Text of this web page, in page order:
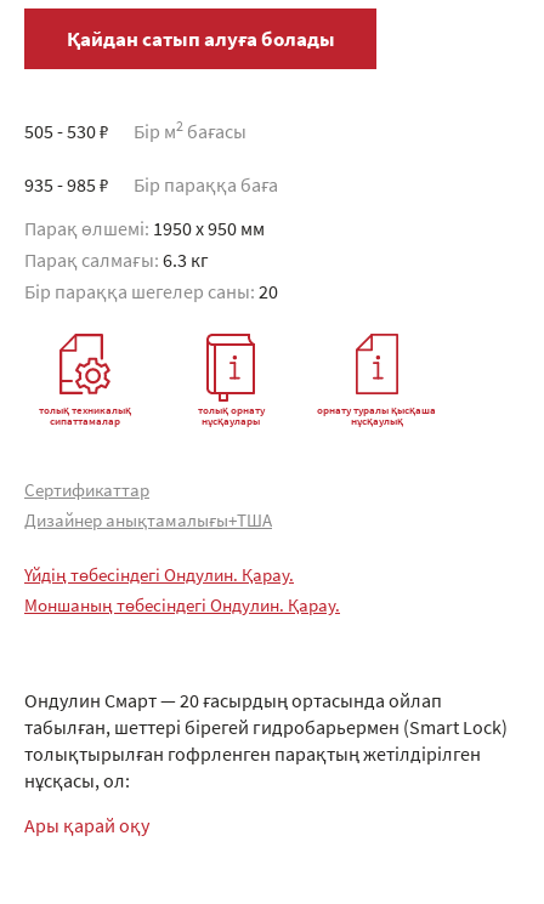
Қайдан сатып алуға болады
505 - 530 ₽ Бір м2 бағасы
935 - 985 ₽ Бір параққа баға
Парақ өлшемі: 1950 x 950 мм
Парақ салмағы: 6.3 кг
Бір параққа шегелер саны: 20
толық техникалық
сипаттамалар
толық орнату
нұсқаулары
орнату туралы қысқаша
нұсқаулық
Сертификаттар
Дизайнер анықтамалығы+ТША
Үйдің төбесіндегі Ондулин. Қарау.
Моншаның төбесіндегі Ондулин. Қарау.
Ондулин Смарт — 20 ғасырдың ортасында ойлап
табылған, шеттері бірегей гидробарьермен (Smart Lock)
толықтырылған гофрленген парақтың жетілдірілген
нұсқасы, ол:
Ары қарай оқу